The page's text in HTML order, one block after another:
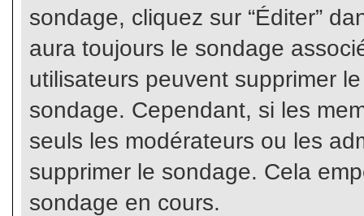
sondage, cliquez sur “Éditer”
aura toujours le sondage
utilisateurs peuvent supprimer
sondage. Cependant, si les
seuls les modérateurs ou les
supprimer le sondage. Cela
sondage en cours.